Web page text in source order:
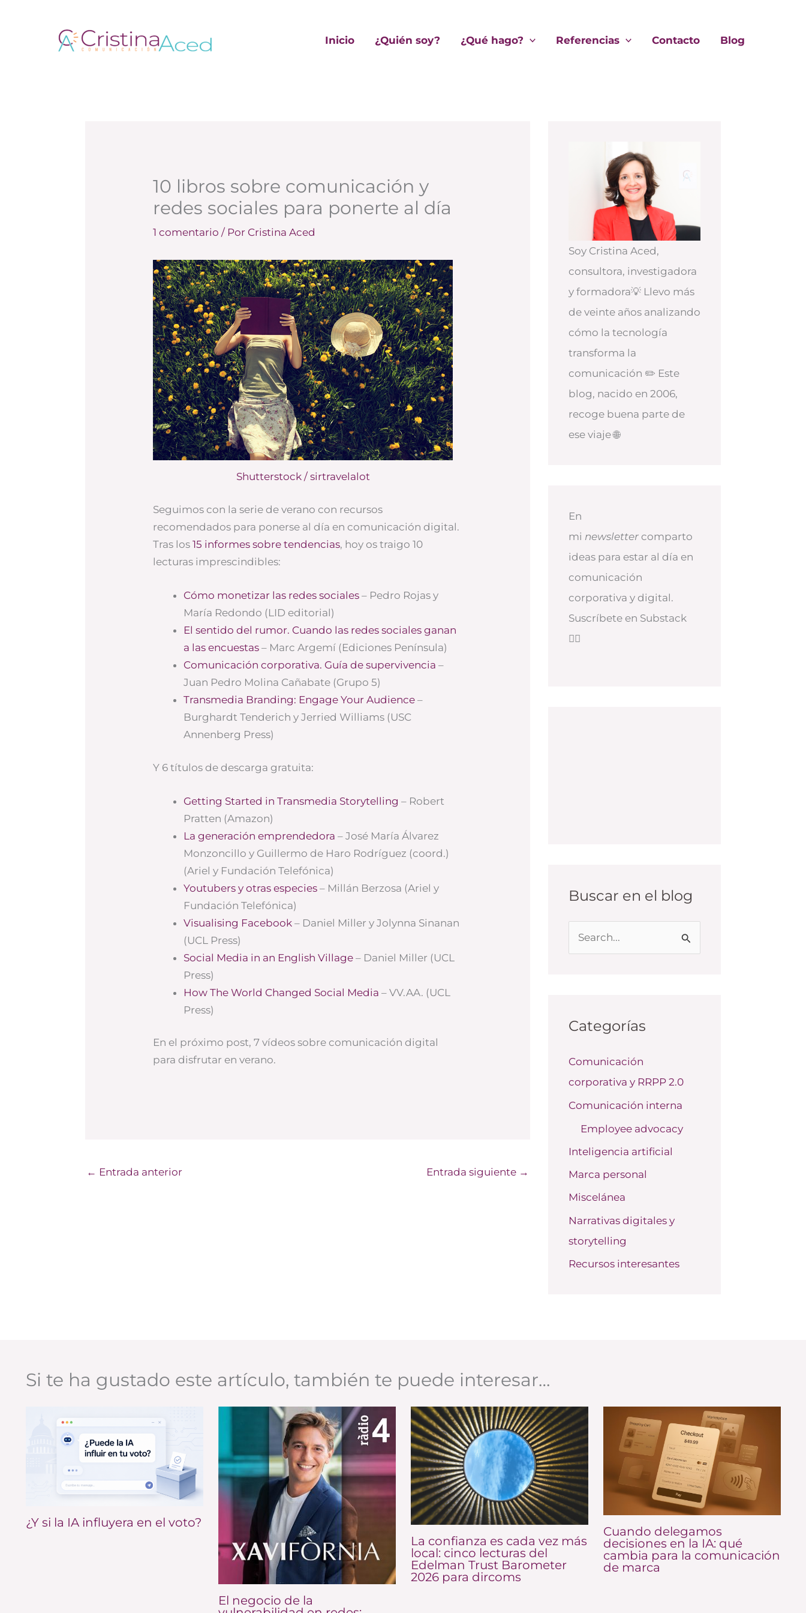
Inicio ¿Quién soy? ¿Qué hago? Referencias Contacto Blog
10 libros sobre comunicación y
redes sociales para ponerte al día
1 comentario / Por Cristina Aced
Shutterstock / sirtravelalot
Seguimos con la serie de verano con recursos
recomendados para ponerse al día en comunicación digital.
Tras los15 informes sobre tendencias, hoy os traigo 10
lecturas imprescindibles:
Cómo monetizar las redes sociales – Pedro Rojas y
María Redondo (LID editorial)
El sentido del rumor. Cuando las redes sociales ganan
a las encuestas – Marc Argemí (Ediciones Península)
Comunicación corporativa. Guía de supervivencia –
Juan Pedro Molina Cañabate (Grupo 5)
Transmedia Branding: Engage Your Audience –
Burghardt Tenderich y Jerried Williams (USC
Annenberg Press)
Y 6 títulos de descarga gratuita:
Getting Started in Transmedia Storytelling – Robert
Pratten (Amazon)
La generación emprendedora – José María Álvarez
Monzoncillo y Guillermo de Haro Rodríguez (coord.)
(Ariel y Fundación Telefónica)
Youtubers y otras especies – Millán Berzosa (Ariel y
Fundación Telefónica)
Visualising Facebook – Daniel Miller y Jolynna Sinanan
(UCL Press)
Social Media in an English Village – Daniel Miller (UCL
Press)
How The World Changed Social Media – VV.AA. (UCL
Press)
En el próximo post, 7 vídeos sobre comunicación digital
para disfrutar en verano.
← Entrada anterior Entrada siguiente →
Soy Cristina Aced,
consultora, investigadora
y formadora💡 Llevo más
de veinte años analizando
cómo la tecnología
transforma la
comunicación ✏️ Este
blog, nacido en 2006,
recoge buena parte de
ese viaje 🌐
En
mi newsletter comparto
ideas para estar al día en
comunicación
corporativa y digital.
Suscríbete en Substack
👇🏻
Buscar en el blog
a
p
o
r
Categorías
Comunicación
corporativa y RRPP 2.0
Comunicación interna
Employee advocacy
Inteligencia artificial
Marca personal
Miscelánea
Narrativas digitales y
storytelling
Recursos interesantes
Si te ha gustado este artículo, también te puede interesar…
¿Y si la IA influyera en el voto?
El negocio de la
La confianza es cada vez más
local: cinco lecturas del
Edelman Trust Barometer
2026 para dircoms
Cuando delegamos
decisiones en la IA: qué
cambia para la comunicación
de marca